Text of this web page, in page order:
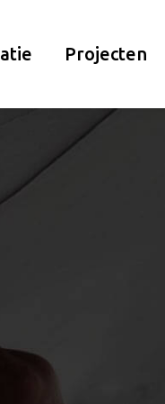
Projecten